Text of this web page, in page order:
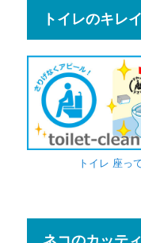
トイレのキレ
トイレ 座っ